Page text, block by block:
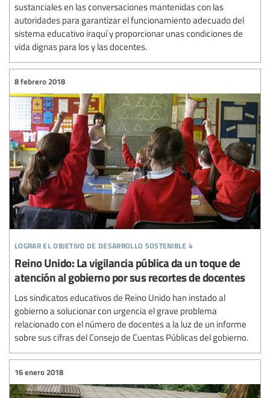
sustanciales en las conversaciones mantenidas con las
autoridades para garantizar el funcionamiento adecuado del
sistema educativo iraquí y proporcionar unas condiciones de
vida dignas para los y las docentes.
lograr el objetivo de desarrollo sostenible 4
8 febrero 2018
Reino Unido: La vigilancia pública da un toque de
atención al gobierno por sus recortes de docentes
Los sindicatos educativos de Reino Unido han instado al
gobierno a solucionar con urgencia el grave problema
relacionado con el número de docentes a la luz de un informe
sobre sus cifras del Consejo de Cuentas Públicas del gobierno.
16 enero 2018